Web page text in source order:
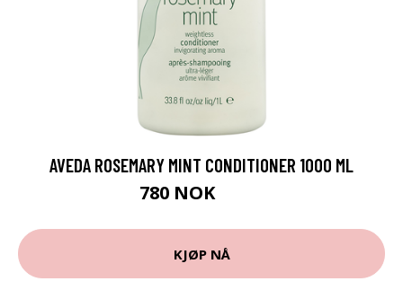
AVEDA ROSEMARY MINT CONDITIONER 1000 ML
780 NOK
KJØP NÅ